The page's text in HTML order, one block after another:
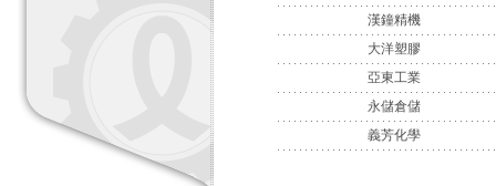
漢鐘精機
大洋塑膠
亞東工業
永儲倉儲
義芳化學